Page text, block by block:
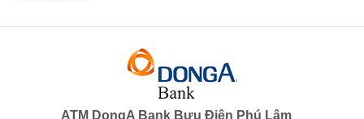
ATM DongA Bank Bưu Điện Phú Lâm